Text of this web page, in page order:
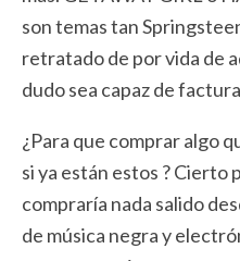
son temas tan
retratado de por vida de
dudo sea capaz de
¿Para que comprar algo
si ya están estos ? Cierto
compraría nada salido
de música negra y